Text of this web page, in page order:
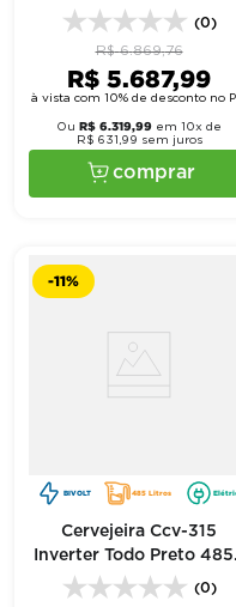
Visor 220V - Imbera
(0)
R$ 6.869,76
R$ 5.687,99
à vista com 10% de desconto no
Ou R$ 6.319,99 em 10x de
R$ 631 99 sem juros
comprar
-11%
BIVOLT 485 Litros
Cervejeira Ccv-315
Inverter Todo Preto
Porta Vidro Bivolt -
(0)